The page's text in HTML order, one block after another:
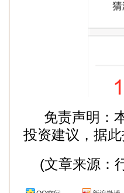
免责声明：
投资建议，据此
(文章来源：